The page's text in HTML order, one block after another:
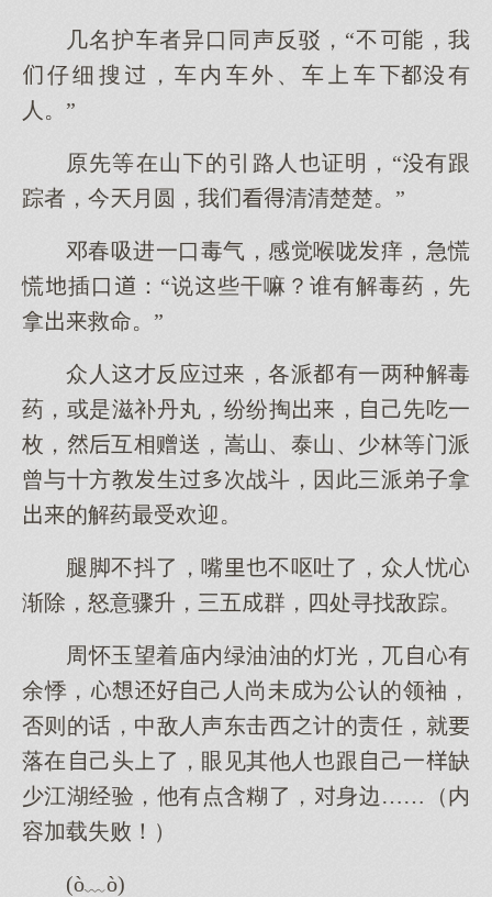
几名护车者异口同声反驳，“不，我
仔细搜，车内车外、车车有
人。”
原先等在山的引路人证明，“有跟
踪者，今月圆，我清清楚楚。”
邓春吸进一口毒气，感觉喉咙痒，急慌
慌插口：“说些干嘛？谁有解毒药，先
拿救命。”
众人才反应，各派有一两解毒
药，或是滋补丹丸，纷纷掏，己先吃一
枚，互相赠送，嵩山、泰山、少林等门派
曾与十方教生次战斗，因此三派弟子拿
的解药最受欢迎。
腿脚不抖了，嘴不呕吐了，众人忧
渐除，怒意骤升，三五群，四处寻找敌踪。
周怀玉望着庙内绿油油的灯光，兀有
余悸，己人尚未公认的领袖，
否则的话，中敌人声东击西计的责任，就
落在己头了，眼见其他人跟己一缺
少江湖经验，他有点含糊了，身边……（内
容加载失败！）
(ò﹏ò)